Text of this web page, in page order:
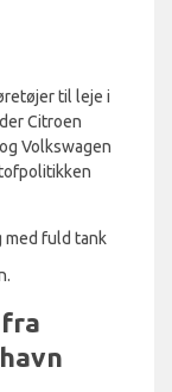
til leje i
Citroen
Volkswagen
fuld tank